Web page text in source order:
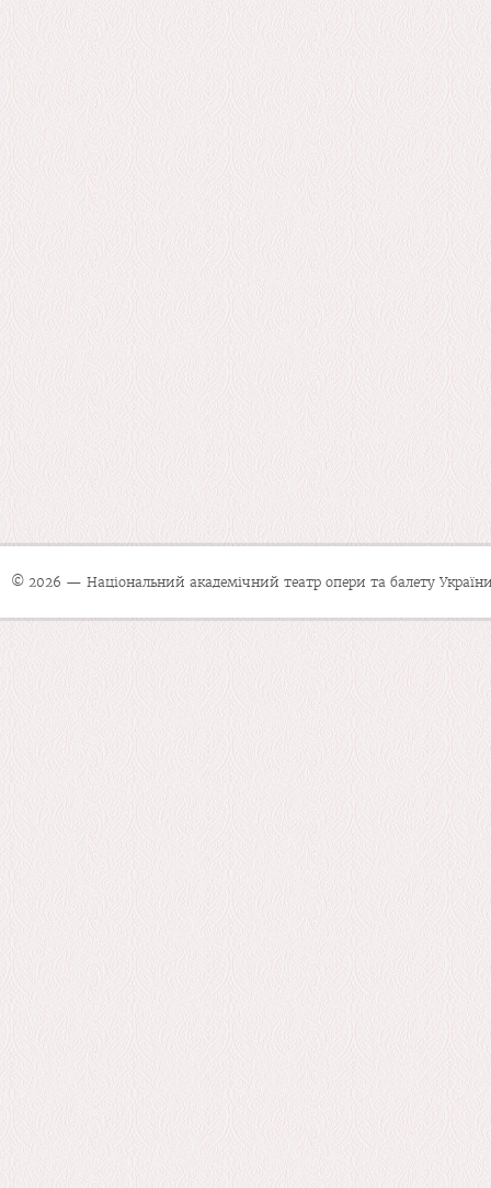
© 2026 — Національний академічний театр опери та балету